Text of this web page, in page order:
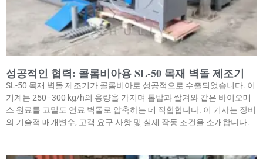
성공적인 협력: 콜롬비아용 SL-50 목재 벽돌 제조기
SL-50 목재 벽돌 제조기가 콜롬비아로 성공적으로 수출되었습니다. 이
기계는 250–300 kg/h의 용량을 가지며 톱밥과 쌀겨와 같은 바이오매
스 원료를 고밀도 연료 벽돌로 압축하는 데 적합합니다. 이 기사는 장비
의 기술적 매개변수, 고객 요구 사항 및 실제 작동 조건을 소개합니다.